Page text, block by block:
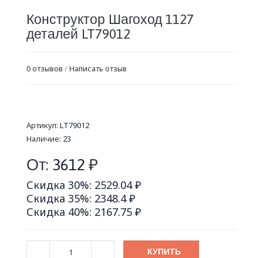
Конструктор Шагоход 1127
деталей LT79012
0 отзывов /Написать отзыв
Артикул: LT79012
Наличие: 23
От: 3612 ₽
Скидка 30%: 2529.04 ₽
Скидка 35%: 2348.4 ₽
Скидка 40%: 2167.75 ₽
КУПИТЬ